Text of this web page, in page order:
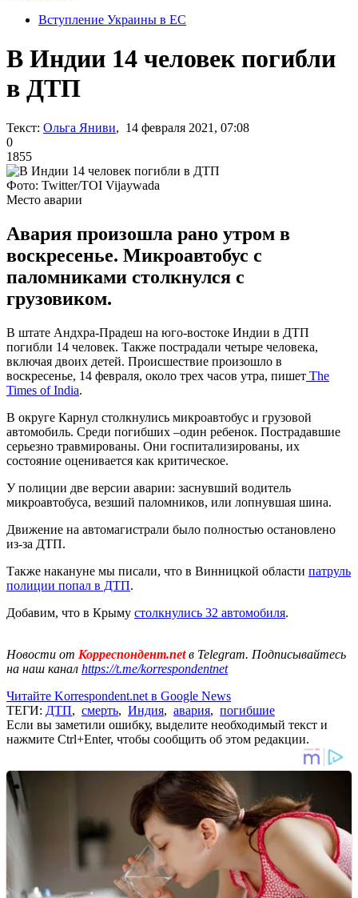
Вступление Украины в ЕС
В Индии 14 человек погибли
в ДТП
Текст: Ольга Яниви, 14 февраля 2021, 07:08
0
1855
Фото: Twitter/TOI Vijaywada
Место аварии
Авария произошла рано утром в
воскресенье. Микроавтобус с
паломниками столкнулся с
грузовиком.
В штате Андхра-Прадеш на юго-востоке Индии в ДТП
погибли 14 человек. Также пострадали четыре человека,
включая двоих детей. Происшествие произошло в
воскресенье, 14 февраля, около трех часов утра, пишет The
Times of India.
В округе Карнул столкнулись микроавтобус и грузовой
автомобиль. Среди погибших –один ребенок. Пострадавшие
серьезно травмированы. Они госпитализированы, их
состояние оценивается как критическое.
У полиции две версии аварии: заснувший водитель
микроавтобуса, везший паломников, или лопнувшая шина.
Движение на автомагистрали было полностью остановлено
из-за ДТП.
Также накануне мы писали, что в Винницкой области патруль
полиции попал в ДТП.
Добавим, что в Крыму столкнулись 32 автомобиля.
Новости от Корреспондент.netв Telegram. Подписывайтесь
на наш канал https://t.me/korrespondentnet
Читайте Korrespondent.net в Google News
ТЕГИ: ДТП, смерть, Индия, авария, погибшие
Если вы заметили ошибку, выделите необходимый текст и
нажмите Ctrl+Enter, чтобы сообщить об этом редакции.